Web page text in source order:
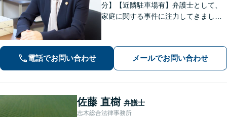
分】【近隣駐車場有】弁護士として、
家庭に関する事件に注力してきまし
イバシー配慮】【当日・夜間（18時ま
で）の相談可】
電話でお問い合わせ メールでお問い合わせ
佐藤 直樹 弁護士
志木総合法律事務所